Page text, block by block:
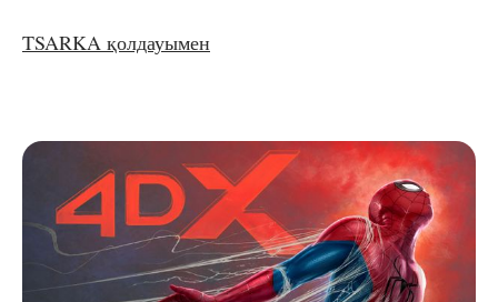
TSARKA қолдауымен